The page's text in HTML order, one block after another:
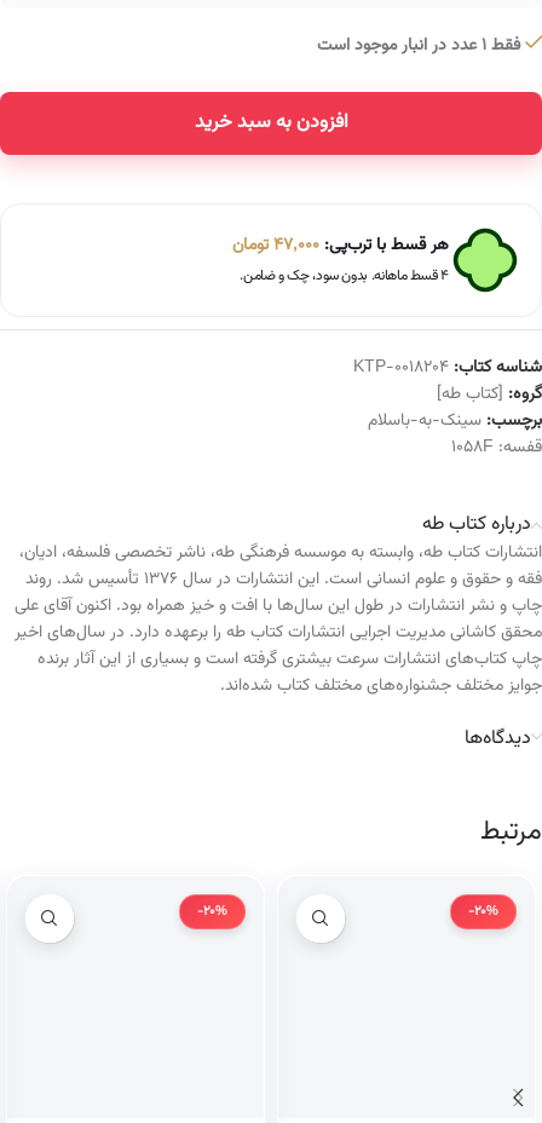
فقط 1 عدد در انبار موجود است
افزودن به سبد خرید
هر قسط با ترب‌پی: 47,000تومان
۴ قسط ماهانه. بدون سود، چک و ضامن.
شناسه کتاب: KTP-0018204
گروه: [کتاب طه]
برچسب: سینک-به-باسلام
قفسه: 1058F
درباره کتاب طه
انتشارات کتاب طه، وابسته به موسسه فرهنگی طه، ناشر تخصصی فلسفه، ادیان،
فقه و حقوق و علوم انسانی است. این انتشارات در سال ۱۳۷۶ تأسیس شد. روند
چاپ و نشر انتشارات در طول این سال‌ها با افت و خیز همراه بود. اکنون آقای علی
محقق کاشانی مدیریت اجرایی انتشارات کتاب طه را برعهده دارد. در سال‌های اخیر
چاپ کتاب‌های انتشارات سرعت بیشتری گرفته است و بسیاری از این آثار برنده
جوایز مختلف جشنواره‌های مختلف کتاب شده‌اند.
دیدگاه‌ها
مرتبط
-20%
-20%